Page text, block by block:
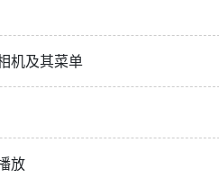
机及其菜单
放